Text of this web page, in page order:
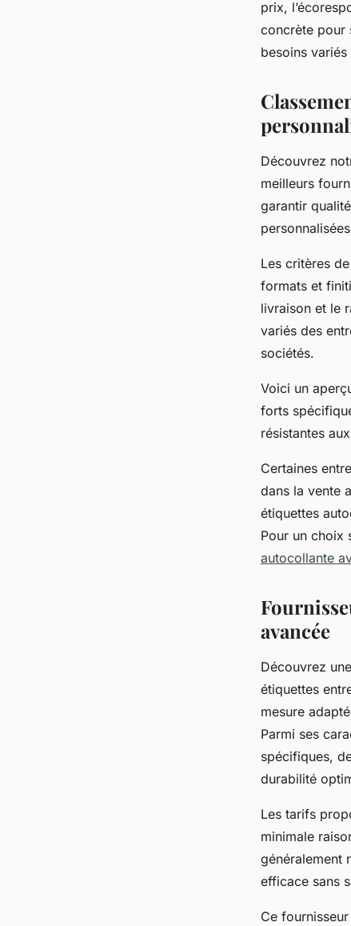
prix,
concrète pour
besoins
Découvrez
meilleurs
garantir
Les critères
formats et
livraison et le
variés des
sociétés.
Voici un
forts
résistantes
Certaines
dans la vente
étiquettes
Pour un choix
autocollante
avancée
Découvrez
étiquettes
mesure
Parmi ses
spécifiques,
durabilité
Les tarifs
minimale
généralement
efficace sans
Ce